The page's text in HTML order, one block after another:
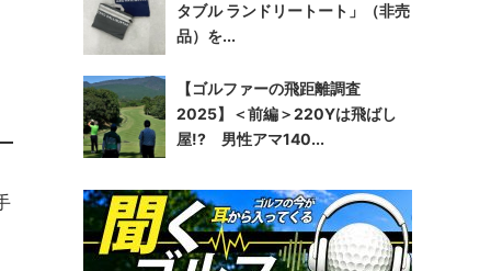
タブル ランドリートート」（非売
品）を...
【ゴルファーの飛距離調査
2025】＜前編＞220Yは飛ばし
屋!? 男性アマ140...